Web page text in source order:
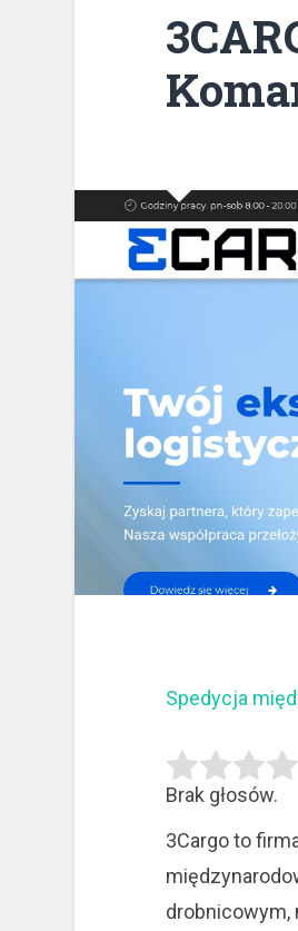
Spedycja
Brak głosów.
3Cargo to
drobnicowym,